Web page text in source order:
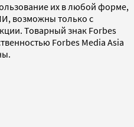
их в любой форме,
возможны только с
Товарный знак Forbes
Forbes Media Asia